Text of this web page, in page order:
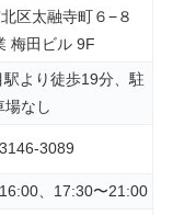
区太融寺町６−８
梅田ビル 9F
より徒歩19分、駐
場なし
3089
、17:30〜21:00